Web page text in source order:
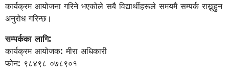
कार्यक्रम आयोजना गरिने भएकोले सबै विद्यार्थीहरूले समयमै सम्पर्क राख्नुहुन
अनुरोध गरिन्छ।
सम्पर्कका लागि:
कार्यक्रम आयोजक: मीरा अधिकारी
फोन: ९८४९८ ०७८९०१